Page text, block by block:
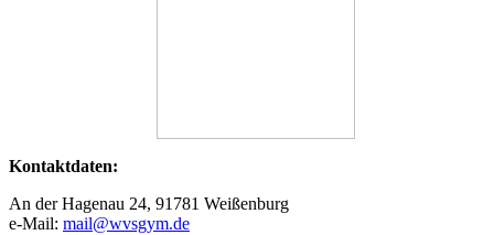
Kontaktdaten:
An der Hagenau 24, 91781 Weißenburg
e-Mail: mail@wvsgym.de